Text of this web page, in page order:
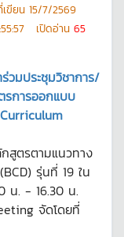
ขียน 15/7/2569
เปิดอ่าน 65
วมประชุมวิชาการ/
การออกแบบ
สูตรตามแนวทาง
รุ่นที่ 19 ใน
น. - 16.30 น.
จัดโดยที่